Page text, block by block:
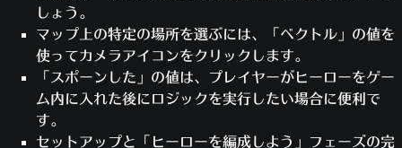
ー） == True]という既存の条件
をクリックします。
値のドロップダウンで[False]を
選択します。
で、[OK]をクリックします。
他のものに変えなかった場合、 [0, ファラ, ハ
ンゾー, アナ,...] のような配列になります。
このルールに最後のアクションを追加しまし
ょう。このルールはグローバル変数「L」（ヒ
とり、新たにランダム化された配列を、「0」
しょう。
マップ上の特定の場所を選ぶには、「ベクトル」の値を
使ってカメラアイコンをクリックします。
「スポーンした」の値は、プレイヤーがヒーローをゲー
ム内に入れた後にロジックを実行したい場合に便利で
す。
セットアップと「ヒーローを編成しよう」フェーズの完